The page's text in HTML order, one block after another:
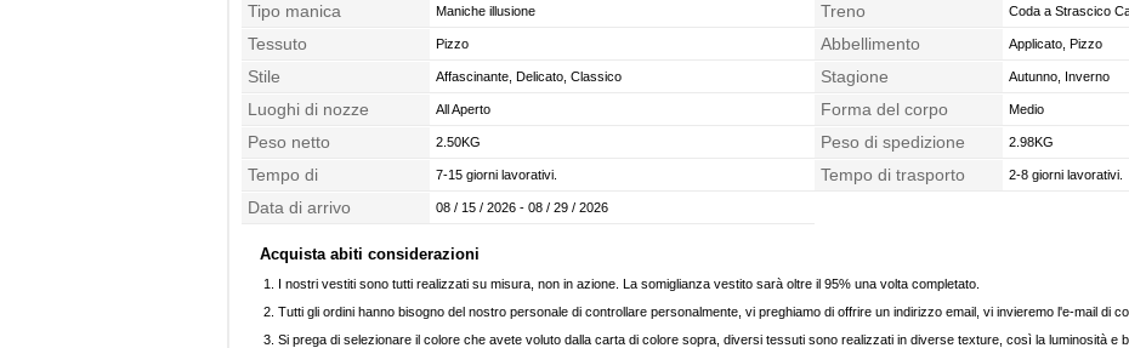
Tipo manica Maniche illusione Treno Coda a Strascico
Tessuto Pizzo Abbellimento Applicato, Pizzo
Stile Affascinante, Delicato, Classico Stagione Autunno, Inverno
Luoghi di nozze All Aperto Forma del corpo Medio
Peso netto 2.50KG Peso di spedizione 2.98KG
Tempo di
confezionamento
7-15 giorni lavorativi. Tempo di trasporto 2-8 giorni lavorativi.
Data di arrivo 08 / 15 / 2026 - 08 / 29 / 2026
Acquista abiti considerazioni
I nostri vestiti sono tutti realizzati su misura, non in azione. La somiglianza vestito sarà oltre il 95% una volta completato.
Tutti gli ordini hanno bisogno del nostro personale di controllare personalmente, vi preghiamo di offrire un indirizzo email, vi invieremo l'e-mail di
Si prega di selezionare il colore che avete voluto dalla carta di colore sopra, diversi tessuti sono realizzati in diverse texture, così la luminosità e